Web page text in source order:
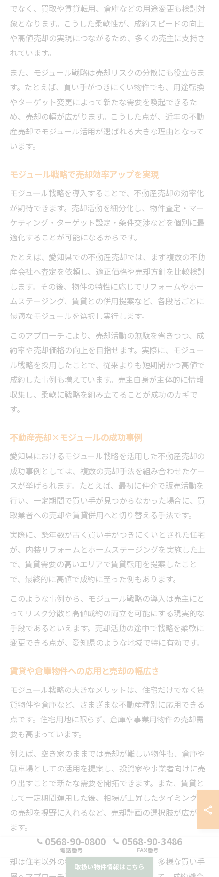
でなく、買取や賃貸転用、倉庫などの用途変更も検討対
象となります。こうした柔軟性が、成約スピードの向上
や高値売却の実現につながるため、多くの売主に支持さ
れています。
また、モジュール戦略は売却リスクの分散にも役立ちま
す。たとえば、買い手がつきにくい物件でも、用途転換
やターゲット変更によって新たな需要を喚起できるた
め、売却の幅が広がります。こうした点が、近年の不動
産売却でモジュール活用が選ばれる大きな理由となって
います。
モジュール戦略で売却効率アップを実現
モジュール戦略を導入することで、不動産売却の効率化
が期待できます。売却活動を細分化し、物件査定・マー
ケティング・ターゲット設定・条件交渉などを個別に最
適化することが可能になるからです。
たとえば、愛知県での不動産売却では、まず複数の不動
産会社へ査定を依頼し、適正価格や売却方針を比較検討
します。その後、物件の特性に応じてリフォームやホー
ムステージング、賃貸との併用提案など、各段階ごとに
最適なモジュールを選択し実行します。
このアプローチにより、売却活動の無駄を省きつつ、成
約率や売却価格の向上を目指せます。実際に、モジュー
ル戦略を採用したことで、従来よりも短期間かつ高値で
成約した事例も増えています。売主自身が主体的に情報
収集し、柔軟に戦略を組み立てることが成功のカギで
す。
不動産売却×モジュールの成功事例
愛知県におけるモジュール戦略を活用した不動産売却の
成功事例としては、複数の売却手法を組み合わせたケー
スが挙げられます。たとえば、最初に仲介で販売活動を
行い、一定期間で買い手が見つからなかった場合に、買
取業者への売却や賃貸併用へと切り替える手法です。
実際に、築年数が古く買い手がつきにくいとされた住宅
が、内装リフォームとホームステージングを実施した上
で、賃貸需要の高いエリアで賃貸転用を提案したこと
で、最終的に高値で成約に至った例もあります。
このような事例から、モジュール戦略の導入は売主にと
ってリスク分散と高値成約の両立を可能にする現実的な
手段であるといえます。売却活動の途中で戦略を柔軟に
変更できる点が、愛知県のような地域で特に有効です。
賃貸や倉庫物件への応用と売却の幅広さ
モジュール戦略の大きなメリットは、住宅だけでなく賃
貸物件や倉庫など、さまざまな不動産種別に応用できる
点です。住宅用地に限らず、倉庫や事業用物件の売却需
要も高まっています。
例えば、空き家のままでは売却が難しい物件も、倉庫や
駐車場としての活用を提案し、投資家や事業者向けに売
り出すことで新たな需要を開拓できます。また、賃貸と
して一定期間運用した後、相場が上昇したタイミングで
の売却を視野に入れるなど、売却計画の選択肢が広がり
ます。
このように、モジュール戦略を活かすことで、不動産売
却は住宅以外の物件にも幅広く対応でき、多様な買い手
0568-90-0800
電話番号
0568-90-3486
FAX番号
取扱い物件情報はこちら